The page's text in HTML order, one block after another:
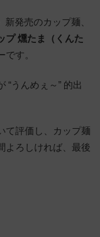
発売のカップ麺、
プ 燻たま（くんた
です。
“うんめぇ～” 的出
て評価し、カップ麺
よろしければ、最後